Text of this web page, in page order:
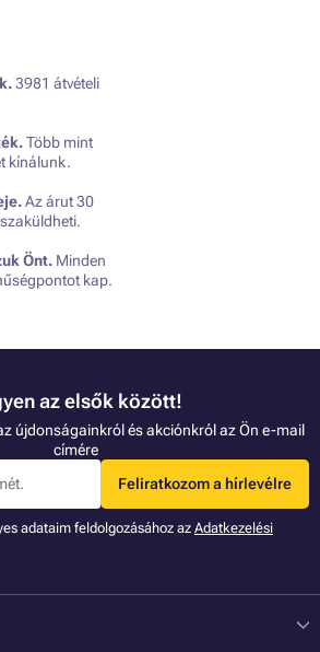
3981 átvételi
Több mint
kínálunk.
Az árut 30
Önt. Minden
kap.
az elsők között!
újdonságainkról és akciónkról az Ön e-mail
címére
Feliratkozom a hírlevélre
adataim feldolgozásához az Adatkezelési